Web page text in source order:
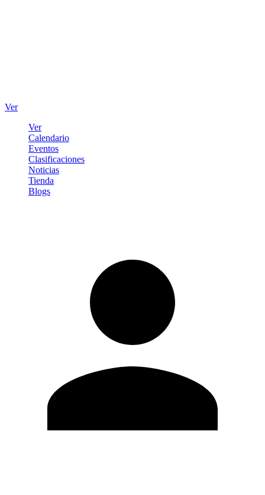
Ver
Ver
Calendario
Eventos
Clasificaciones
Noticias
Tienda
Blogs